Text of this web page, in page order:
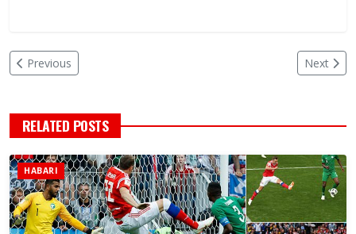
Previous Next
RELATED POSTS
HABARI